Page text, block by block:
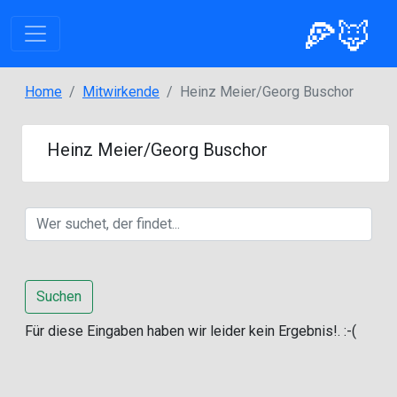
🍕🦊
Home Mitwirkende Heinz Meier/Georg Buschor
Heinz Meier/Georg Buschor
Suchen
Für diese Eingaben haben wir leider kein Ergebnis!. :-(